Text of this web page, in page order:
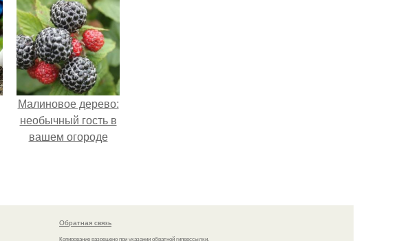
Малиновое дерево:
необычный гость в
вашем огороде
Обратная связь
Копирование разрешено при указании обратной гиперссылки.